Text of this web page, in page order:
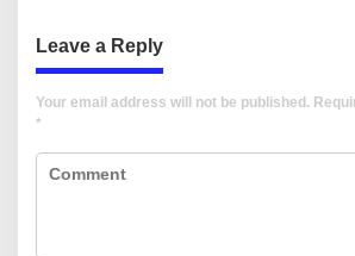
Leave a Reply
Your email address will not be published.
*